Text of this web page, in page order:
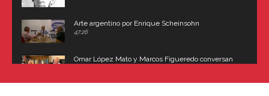
Arte argentino por Enrique Scheinsohn
47:26
Omar López Mato y Marcos Figueredo conversan